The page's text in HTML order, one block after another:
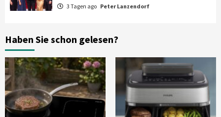
6
Smart Living Top Story
7
Aktuell Großgeräte
Xiaomi bringt drei neue Mijia
Haushaltsgeräte mit Early Bird
Angeboten
3 Tagen ago Peter Lanzendorf
Haben Sie schon gelesen?